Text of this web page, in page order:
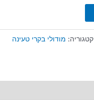
קטגוריה: מודולי בקרי טעינה